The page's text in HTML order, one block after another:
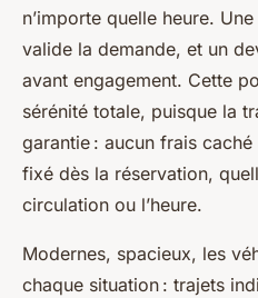
n’importe quelle heure.
valide la demande, et un
avant engagement. Cette
sérénité totale, puisque la
garantie : aucun frais
fixé dès la réservation,
circulation ou l’heure.
Modernes, spacieux, les
chaque situation : trajets